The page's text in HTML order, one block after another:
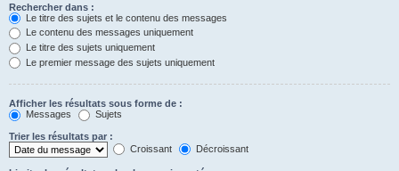
Rechercher dans :
Le titre des sujets et le contenu des messages
Le contenu des messages uniquement
Le titre des sujets uniquement
Le premier message des sujets uniquement
Afficher les résultats sous forme de :
Messages
Sujets
Trier les résultats par :
Croissant
Décroissant